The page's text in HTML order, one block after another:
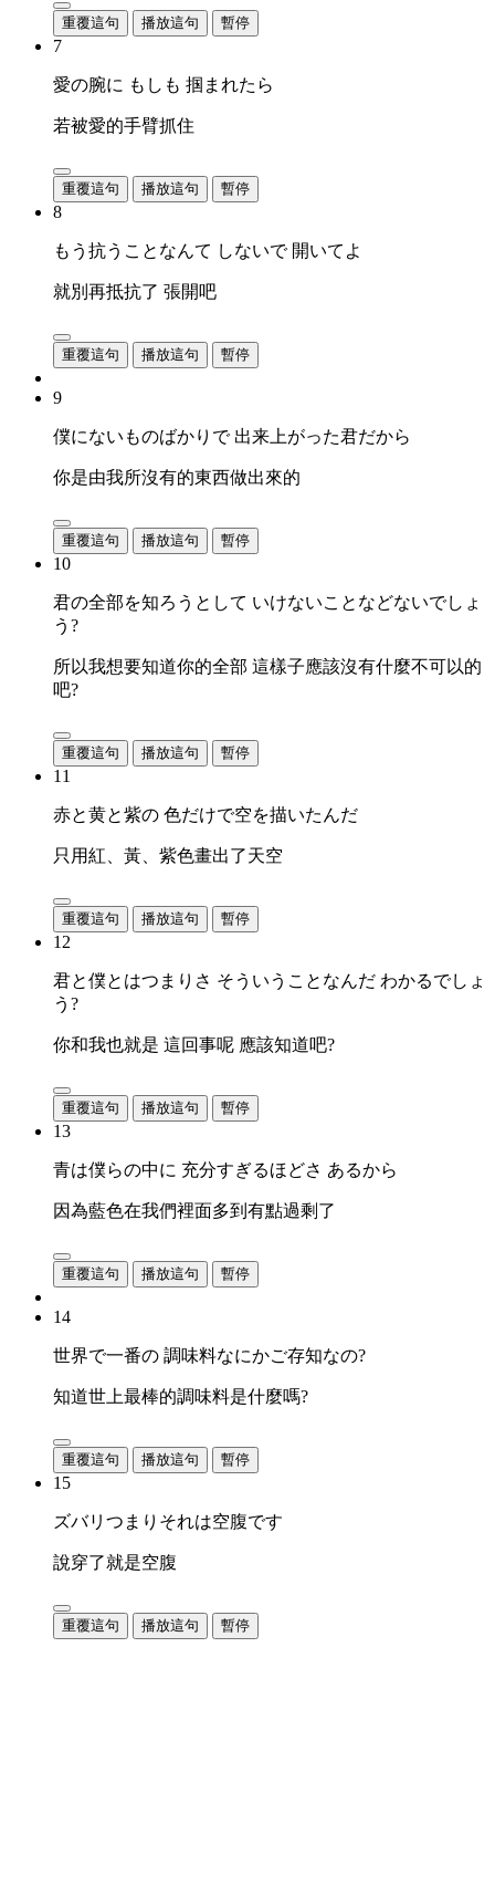
重覆這句 播放這句 暫停
7
愛の腕に もしも 掴まれたら
若被愛的手臂抓住
重覆這句 播放這句 暫停
8
もう抗うことなんて しないで 開いてよ
就別再抵抗了 張開吧
重覆這句 播放這句 暫停
9
僕にないものばかりで 出来上がった君だから
你是由我所沒有的東西做出來的
重覆這句 播放這句 暫停
10
君の全部を知ろうとして いけないことなどないでしょ
う?
所以我想要知道你的全部 這樣子應該沒有什麼不可以的
吧?
重覆這句 播放這句 暫停
11
赤と黄と紫の 色だけで空を描いたんだ
只用紅、黃、紫色畫出了天空
重覆這句 播放這句 暫停
12
君と僕とはつまりさ そういうことなんだ わかるでしょ
う?
你和我也就是 這回事呢 應該知道吧?
重覆這句 播放這句 暫停
13
青は僕らの中に 充分すぎるほどさ あるから
因為藍色在我們裡面多到有點過剩了
重覆這句 播放這句 暫停
14
世界で一番の 調味料なにかご存知なの?
知道世上最棒的調味料是什麼嗎?
重覆這句 播放這句 暫停
15
ズバリつまりそれは空腹です
說穿了就是空腹
重覆這句 播放這句 暫停